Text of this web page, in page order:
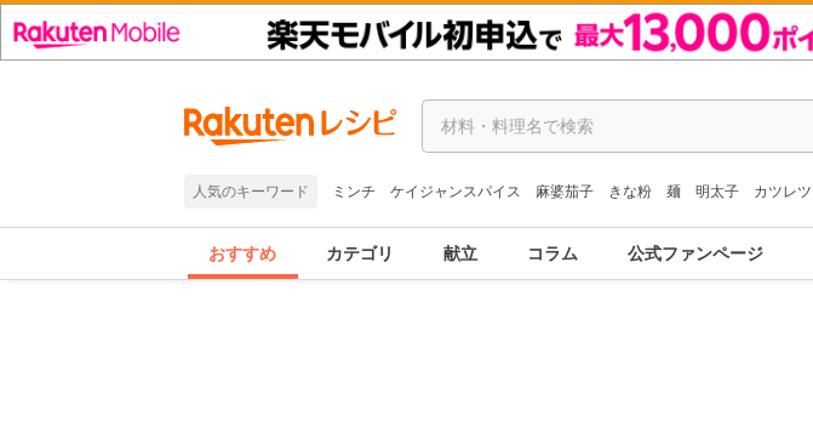
人気のキーワード ミンチ ケイジャンスパイス 麻婆茄子 きな粉 麺 明太子 カツレツ
おすすめ カテゴリ 献立 コラム 公式ファンページ